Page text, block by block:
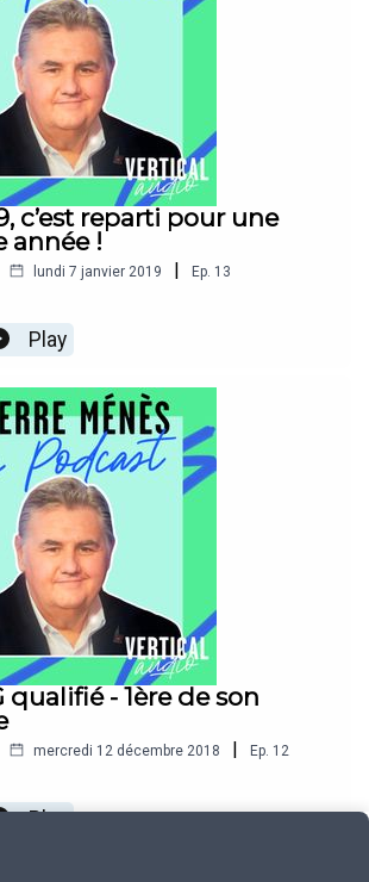
c’est reparti pour une
année !
lundi 7 janvier 2019 | Ep. 13
Play
qualifié - 1ère de son
mercredi 12 décembre 2018 | Ep. 12
Play